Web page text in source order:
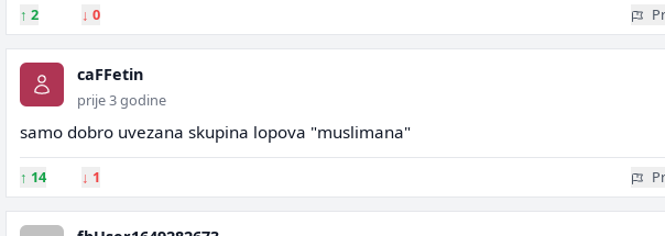
↑ 2 ↓ 0
caFFetin
prije 3 godine
samo dobro uvezana skupina lopova "muslimana"
↑ 14 ↓ 1